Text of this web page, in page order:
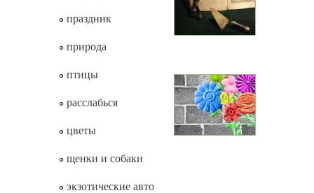
праздник
природа
птицы
расслабься
цветы
щенки и собаки
экзотические авто